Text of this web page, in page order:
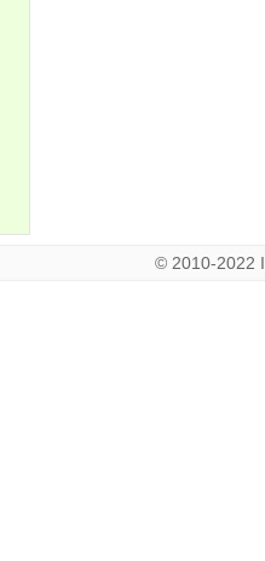
© 2010-2022